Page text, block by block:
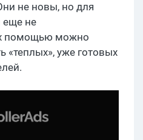
не новы, но для
еще не
помощью можно
«теплых», уже готовых